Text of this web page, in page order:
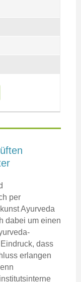
per
Ayurveda
dabei um einen
dass
erlangen